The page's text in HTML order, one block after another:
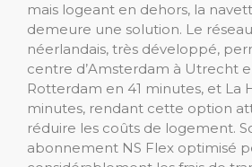
mais logeant en dehors, la
demeure une solution. Le
néerlandais, très développé,
centre d’Amsterdam à Utrecht
Rotterdam en 41 minutes, et La
minutes, rendant cette option
réduire les coûts de logement.
abonnement NS Flex optimisé